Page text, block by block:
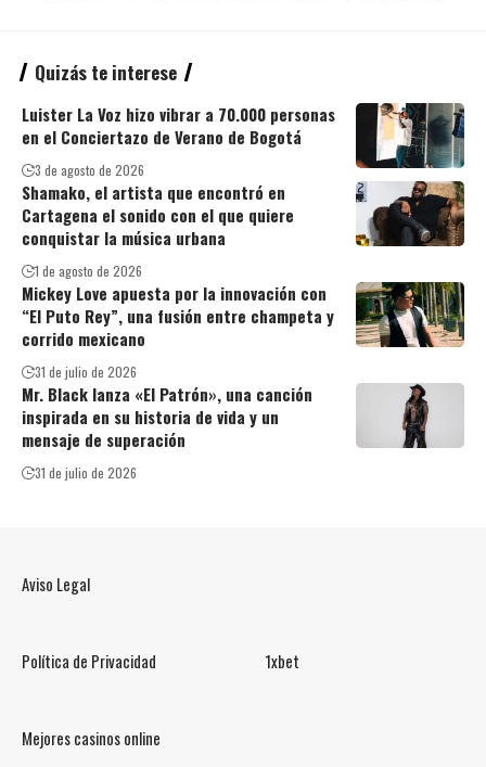
Quizás te interese
Luister La Voz hizo vibrar a 70.000 personas
en el Conciertazo de Verano de Bogotá
3 de agosto de 2026
Shamako, el artista que encontró en
Cartagena el sonido con el que quiere
conquistar la música urbana
1 de agosto de 2026
Mickey Love apuesta por la innovación con
“El Puto Rey”, una fusión entre champeta y
corrido mexicano
31 de julio de 2026
Mr. Black lanza «El Patrón», una canción
inspirada en su historia de vida y un
mensaje de superación
31 de julio de 2026
Aviso Legal
Política de Privacidad 1xbet
Mejores casinos online